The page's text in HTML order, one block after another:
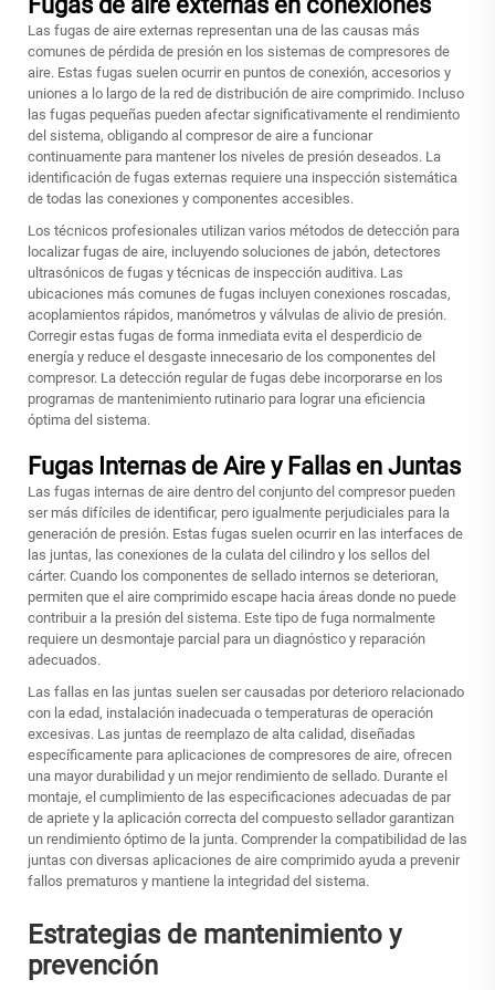
Las fugas de aire externas representan una de las causas más
comunes de pérdida de presión en los sistemas de compresores de
aire. Estas fugas suelen ocurrir en puntos de conexión, accesorios y
uniones a lo largo de la red de distribución de aire comprimido. Incluso
las fugas pequeñas pueden afectar significativamente el rendimiento
del sistema, obligando al compresor de aire a funcionar
continuamente para mantener los niveles de presión deseados. La
identificación de fugas externas requiere una inspección sistemática
de todas las conexiones y componentes accesibles.
Los técnicos profesionales utilizan varios métodos de detección para
localizar fugas de aire, incluyendo soluciones de jabón, detectores
ultrasónicos de fugas y técnicas de inspección auditiva. Las
ubicaciones más comunes de fugas incluyen conexiones roscadas,
acoplamientos rápidos, manómetros y válvulas de alivio de presión.
Corregir estas fugas de forma inmediata evita el desperdicio de
energía y reduce el desgaste innecesario de los componentes del
compresor. La detección regular de fugas debe incorporarse en los
programas de mantenimiento rutinario para lograr una eficiencia
óptima del sistema.
Fugas Internas de Aire y Fallas en Juntas
Las fugas internas de aire dentro del conjunto del compresor pueden
ser más difíciles de identificar, pero igualmente perjudiciales para la
generación de presión. Estas fugas suelen ocurrir en las interfaces de
las juntas, las conexiones de la culata del cilindro y los sellos del
cárter. Cuando los componentes de sellado internos se deterioran,
permiten que el aire comprimido escape hacia áreas donde no puede
contribuir a la presión del sistema. Este tipo de fuga normalmente
requiere un desmontaje parcial para un diagnóstico y reparación
adecuados.
Las fallas en las juntas suelen ser causadas por deterioro relacionado
con la edad, instalación inadecuada o temperaturas de operación
excesivas. Las juntas de reemplazo de alta calidad, diseñadas
específicamente para aplicaciones de compresores de aire, ofrecen
una mayor durabilidad y un mejor rendimiento de sellado. Durante el
montaje, el cumplimiento de las especificaciones adecuadas de par
de apriete y la aplicación correcta del compuesto sellador garantizan
un rendimiento óptimo de la junta. Comprender la compatibilidad de las
juntas con diversas aplicaciones de aire comprimido ayuda a prevenir
fallos prematuros y mantiene la integridad del sistema.
Estrategias de mantenimiento y
prevención